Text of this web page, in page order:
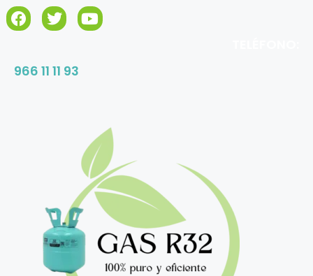
966 11 11 93